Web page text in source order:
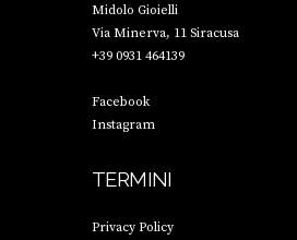
Midolo Gioielli
Via Minerva, 11 Siracusa
+39 0931 464139
Facebook
Instagram
TERMINI
Privacy Policy